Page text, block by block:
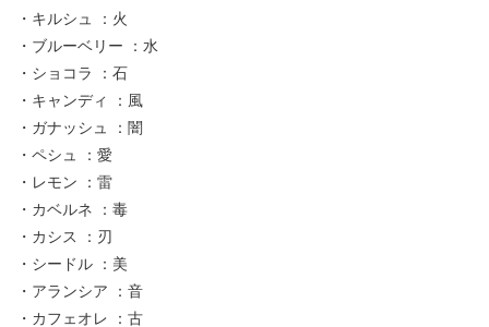
・キルシュ ：火
・ブルーベリー ：水
・ショコラ ：石
・キャンディ ：風
・ガナッシュ ：闇
・ペシュ ：愛
・レモン ：雷
・カベルネ ：毒
・カシス ：刃
・シードル ：美
・アランシア ：音
・カフェオレ ：古